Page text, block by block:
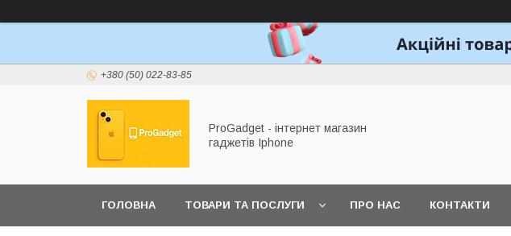
+380 (50) 022-83-85
ProGadget - iнтернет магазин
гаджетів Iphone
ГОЛОВНА ТОВАРИ ТА ПОСЛУГИ ПРО НАС КОНТАКТИ